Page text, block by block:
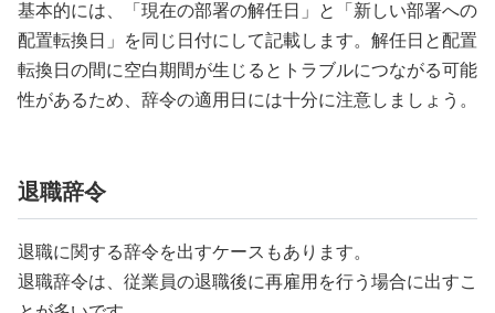
基本的には、「現在の部署の解任日」と「新しい部署への
配置転換日」を同じ日付にして記載します。解任日と配置
転換日の間に空白期間が生じるとトラブルにつながる可能
性があるため、辞令の適用日には十分に注意しましょう。
退職辞令
退職に関する辞令を出すケースもあります。
退職辞令は、従業員の退職後に再雇用を行う場合に出すこ